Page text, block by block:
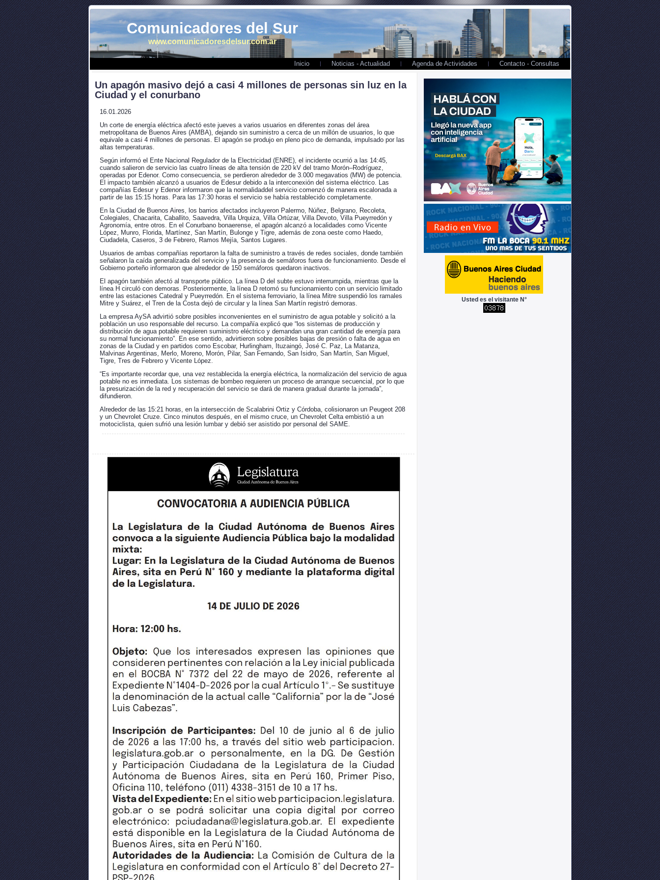
Comunicadores del Sur
www.comunicadoresdelsur.com.ar
Inicio Noticias - Actualidad Agenda de Actividades Contacto - Consultas
Un apagón masivo dejó a casi 4 millones de personas sin luz en la
Ciudad y el conurbano
16.01.2026
Un corte de energía eléctrica afectó este jueves a varios usuarios en diferentes zonas del área
metropolitana de Buenos Aires (AMBA), dejando sin suministro a cerca de un millón de usuarios, lo que
equivale a casi 4 millones de personas. El apagón se produjo en pleno pico de demanda, impulsado por las
altas temperaturas.
Según informó el Ente Nacional Regulador de la Electricidad (ENRE), el incidente ocurrió a las 14:45,
cuando salieron de servicio las cuatro líneas de alta tensión de 220 kV del tramo Morón–Rodríguez,
operadas por Edenor. Como consecuencia, se perdieron alrededor de 3.000 megavatios (MW) de potencia.
El impacto también alcanzó a usuarios de Edesur debido a la interconexión del sistema eléctrico. Las
compañías Edesur y Edenor informaron que la normalidaddel servicio comenzó de manera escalonada a
partir de las 15:15 horas. Para las 17:30 horas el servicio se había restablecido completamente.
En la Ciudad de Buenos Aires, los barrios afectados incluyeron Palermo, Núñez, Belgrano, Recoleta,
Colegiales, Chacarita, Caballito, Saavedra, Villa Urquiza, Villa Ortúzar, Villa Devoto, Villa Pueyrredón y
Agronomía, entre otros. En el Conurbano bonaerense, el apagón alcanzó a localidades como Vicente
López, Munro, Florida, Martínez, San Martín, Bulonge y Tigre, además de zona oeste como Haedo,
Ciudadela, Caseros, 3 de Febrero, Ramos Mejía, Santos Lugares.
Usuarios de ambas compañías reportaron la falta de suministro a través de redes sociales, donde también
señalaron la caída generalizada del servicio y la presencia de semáforos fuera de funcionamiento. Desde el
Gobierno porteño informaron que alrededor de 150 semáforos quedaron inactivos.
El apagón también afectó al transporte público. La línea D del subte estuvo interrumpida, mientras que la
línea H circuló con demoras. Posteriormente, la línea D retomó su funcionamiento con un servicio limitado
entre las estaciones Catedral y Pueyrredón. En el sistema ferroviario, la línea Mitre suspendió los ramales
Mitre y Suárez, el Tren de la Costa dejó de circular y la línea San Martín registró demoras.
La empresa AySA advirtió sobre posibles inconvenientes en el suministro de agua potable y solicitó a la
población un uso responsable del recurso. La compañía explicó que “los sistemas de producción y
distribución de agua potable requieren suministro eléctrico y demandan una gran cantidad de energía para
su normal funcionamiento”. En ese sentido, advirtieron sobre posibles bajas de presión o falta de agua en
zonas de la Ciudad y en partidos como Escobar, Hurlingham, Ituzaingó, José C. Paz, La Matanza,
Malvinas Argentinas, Merlo, Moreno, Morón, Pilar, San Fernando, San Isidro, San Martín, San Miguel,
Tigre, Tres de Febrero y Vicente López.
“Es importante recordar que, una vez restablecida la energía eléctrica, la normalización del servicio de agua
potable no es inmediata. Los sistemas de bombeo requieren un proceso de arranque secuencial, por lo que
la presurización de la red y recuperación del servicio se dará de manera gradual durante la jornada”,
difundieron.
Alrededor de las 15:21 horas, en la intersección de Scalabrini Ortiz y Córdoba, colisionaron un Peugeot 208
y un Chevrolet Cruze. Cinco minutos después, en el mismo cruce, un Chevrolet Celta embistió a un
motociclista, quien sufrió una lesión lumbar y debió ser asistido por personal del SAME.
Usted es el visitante N°